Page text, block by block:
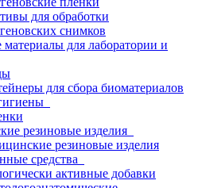
для обработки
снимков
материалы для лаборатории и
для сбора биоматериалов
резиновые изделия
резиновые изделия
средства
активные добавки